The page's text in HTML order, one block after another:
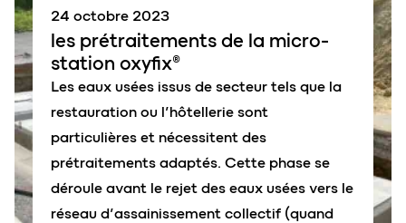
les prétraitements de la micro-
station oxyfix®
24 octobre 2023
Les eaux usées issus de secteur tels que la
restauration ou l’hôtellerie sont
particulières et nécessitent des
prétraitements adaptés. Cette phase se
déroule avant le rejet des eaux usées vers le
réseau d’assainissement collectif (quand